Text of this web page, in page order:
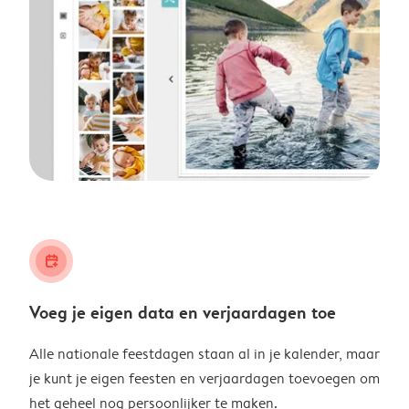
calendar_plus
Voeg je eigen data en verjaardagen toe
Alle nationale feestdagen staan al in je kalender, maar
je kunt je eigen feesten en verjaardagen toevoegen om
het geheel nog persoonlijker te maken.